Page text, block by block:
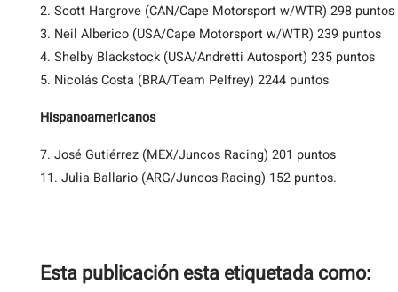
2. Scott Hargrove (CAN/Cape Motorsport w/WTR) 298 puntos
3. Neil Alberico (USA/Cape Motorsport w/WTR) 239 puntos
4. Shelby Blackstock (USA/Andretti Autosport) 235 puntos
5. Nicolás Costa (BRA/Team Pelfrey) 2244 puntos
Hispanoamericanos
7. José Gutiérrez (MEX/Juncos Racing) 201 puntos
11. Julia Ballario (ARG/Juncos Racing) 152 puntos.
Esta publicación esta etiquetada como: